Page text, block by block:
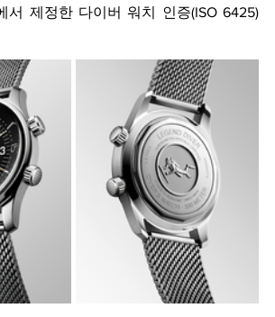
서 제정한 다이버 워치 인증(ISO 6425)